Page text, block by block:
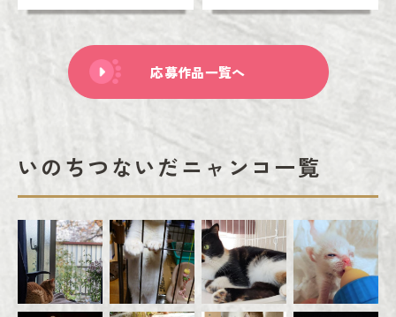
応募作品一覧へ
いのちつないだニャンコ一覧